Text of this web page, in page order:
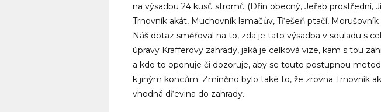
na výsadbu 24 kusů stromů (Dřín obecný, Jeřab prostřední,
Trnovník akát, Muchovník lamačův, Třešeň ptačí, Morušovník
Náš dotaz směřoval na to, zda je tato výsadba v souladu s
úpravy Krafferovy zahrady, jaká je celková vize, kam s tou
a kdo to oponuje či dozoruje, aby se touto postupnou
k jiným koncům. Zmíněno bylo také to, že zrovna Trnovník
vhodná dřevina do zahrady.